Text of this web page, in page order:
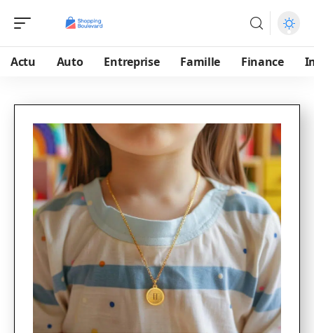
Actu Auto Entreprise Famille Finance